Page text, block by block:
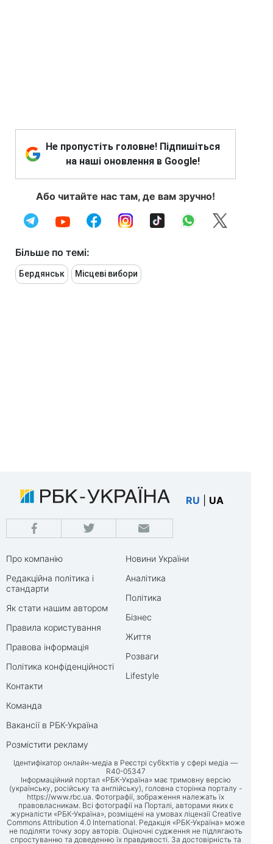
Не пропустіть головне! Підпишіться
на наші оновлення в Google!
Або читайте нас там, де вам зручно!
Більше по темі:
Бердянськ Місцеві вибори
RU UA
Про компанію
Редакційна політика і
стандарти
Як стати нашим автором
Правила користування
Правова інформація
Політика конфіденційності
Контакти
Команда
Вакансії в РБК-Україна
Розмістити рекламу
Новини України
Аналітика
Політика
Бізнес
Життя
Розваги
Lifestyle
Ідентифікатор онлайн-медіа в Реєстрі суб’єктів у сфері медіа —
R40-05347
Інформаційний портал «РБК-Україна» має тримовну версію
(українську, російську та англійську), головна сторінка порталу -
https://www.rbc.ua. Фотографії, зображення належать їх
правовласникам. Всі фотографії на Порталі, авторами яких є
журналісти «РБК-Україна», розміщені на умовах ліцензії Creative
Commons Attribution 4.0 International. Редакція «РБК-Україна» може
не поділяти точку зору авторів. Оціночні судження не підлягають
спростуванню та доведенню їх правдивості. За достовірність та